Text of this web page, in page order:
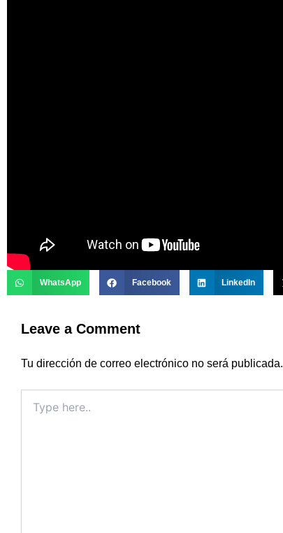
WhatsApp Facebook LinkedIn
Leave a Comment
Tu dirección de correo electrónico no será publicada.
here..